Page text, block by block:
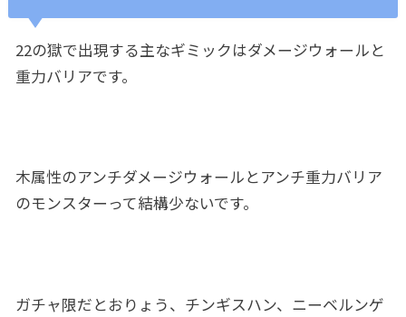
22の獄で出現する主なギミックはダメージウォールと
重力バリアです。
木属性のアンチダメージウォールとアンチ重力バリア
のモンスターって結構少ないです。
ガチャ限だとおりょう、チンギスハン、ニーベルンゲ